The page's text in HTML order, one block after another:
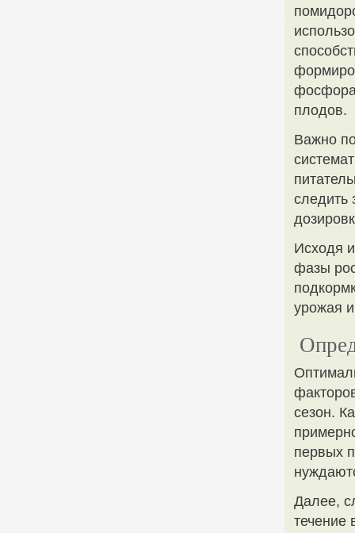
фосфора
плодов.
Важно
следить
Исходя
фазы
урожая
сезон.
первых
Далее,
течение